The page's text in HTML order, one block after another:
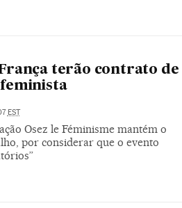
terão contrato de
EST
Osez le Féminisme mantém o
por considerar que o evento